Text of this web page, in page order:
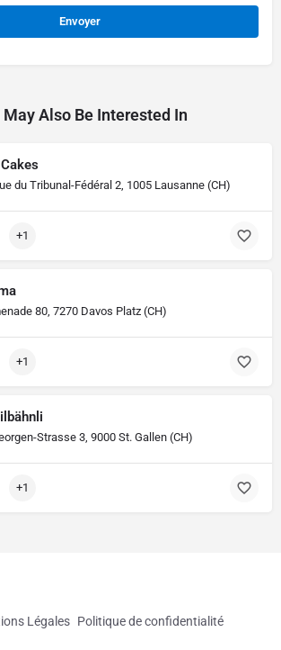
May Also Be Interested In
du Tribunal-Fédéral 2, 1005 Lausanne (CH)
+1
80, 7270 Davos Platz (CH)
+1
Strasse 3, 9000 St. Gallen (CH)
+1
Légales Politique de confidentialité